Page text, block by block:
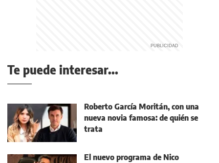
Te puede interesar...
Roberto García Moritán, con una
nueva novia famosa: de quién se
trata
El nuevo programa de Nico